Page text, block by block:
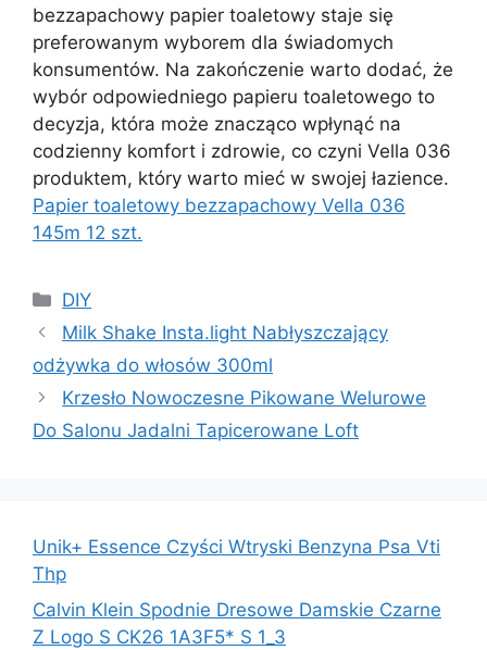
bezzapachowy papier toaletowy staje się
preferowanym wyborem dla świadomych
konsumentów. Na zakończenie warto dodać, że
wybór odpowiedniego papieru toaletowego to
decyzja, która może znacząco wpłynąć na
codzienny komfort i zdrowie, co czyni Vella 036
produktem, który warto mieć w swojej łazience.
Papier toaletowy bezzapachowy Vella 036
145m 12 szt.
Kategorie
DIY
Milk Shake Insta.light Nabłyszczający
odżywka do włosów 300ml
Krzesło Nowoczesne Pikowane Welurowe
Do Salonu Jadalni Tapicerowane Loft
Unik+ Essence Czyści Wtryski Benzyna Psa Vti
Thp
Calvin Klein Spodnie Dresowe Damskie Czarne
Z Logo S CK26 1A3F5* S 1_3